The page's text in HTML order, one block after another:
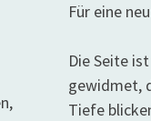
Für eine
Die Seite
gewidmet,
Tiefe